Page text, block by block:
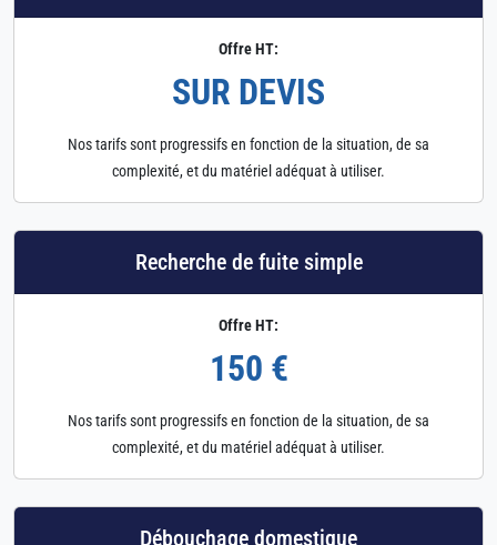
Offre HT:
SUR DEVIS
Nos tarifs sont progressifs en fonction de la situation, de sa
complexité, et du matériel adéquat à utiliser.
Recherche de fuite simple
Offre HT:
150 €
Nos tarifs sont progressifs en fonction de la situation, de sa
complexité, et du matériel adéquat à utiliser.
Débouchage domestique